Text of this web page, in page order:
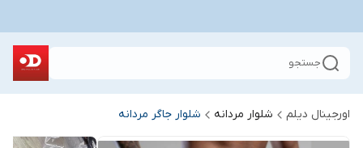
جستجو
اورجینال دیلم شلوار مردانه شلوار جاگر مردانه